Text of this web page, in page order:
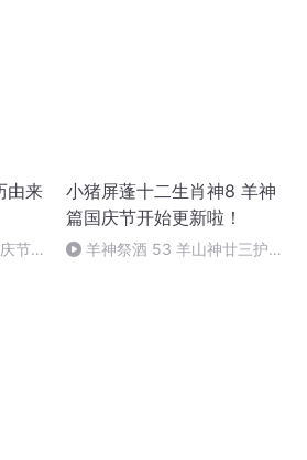
由来
节-
小猪屏蓬十二生肖神8 羊神
篇国庆节开始更新啦！
羊神祭酒 53 羊山神廿三护祭